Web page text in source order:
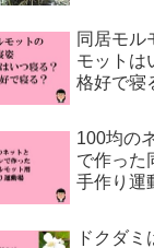
同居モル
モットは
格好で寝
100均の
で作った
手作り運
ドクダミ